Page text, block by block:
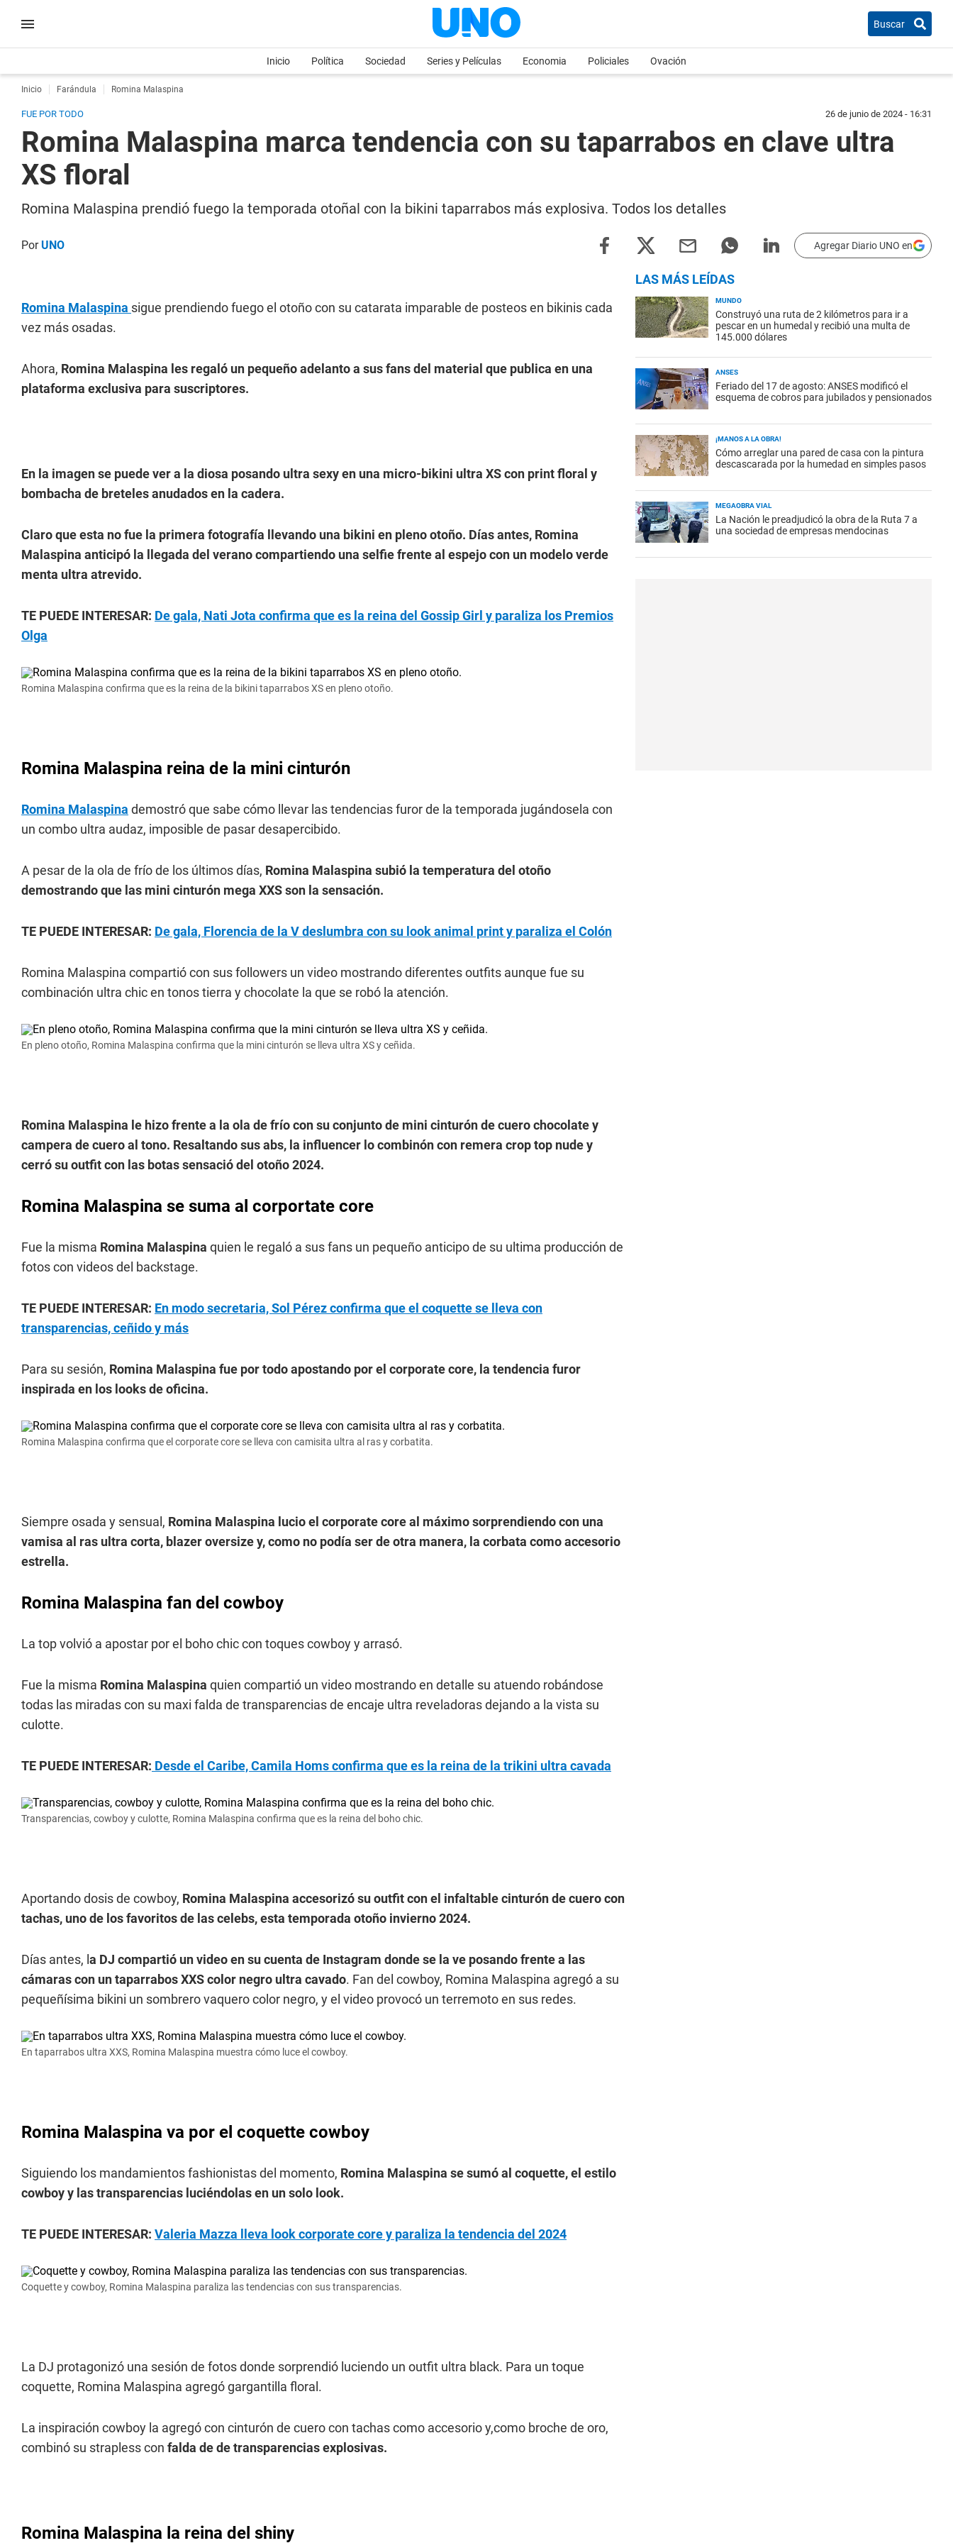
Buscar
Inicio Política Sociedad Series y Películas Economia Policiales Ovación
Inicio Farándula Romina Malaspina
FUE POR TODO 26 de junio de 2024 - 16:31
Romina Malaspina marca tendencia con su taparrabos en clave ultra
XS floral
Romina Malaspina prendió fuego la temporada otoñal con la bikini taparrabos más explosiva. Todos los detalles
PorUNO Agregar Diario UNO en
Romina Malaspina sigue prendiendo fuego el otoño con su catarata imparable de posteos en bikinis cada
vez más osadas.
Ahora, Romina Malaspina les regaló un pequeño adelanto a sus fans del material que publica en una
plataforma exclusiva para suscriptores.
En la imagen se puede ver a la diosa posando ultra sexy en una micro-bikini ultra XS con print floral y
bombacha de breteles anudados en la cadera.
Claro que esta no fue la primera fotografía llevando una bikini en pleno otoño. Días antes, Romina
Malaspina anticipó la llegada del verano compartiendo una selfie frente al espejo con un modelo verde
menta ultra atrevido.
TE PUEDE INTERESAR: De gala, Nati Jota confirma que es la reina del Gossip Girl y paraliza los Premios
Olga
Romina Malaspina confirma que es la reina de la bikini taparrabos XS en pleno otoño.
Romina Malaspina reina de la mini cinturón
Romina Malaspina demostró que sabe cómo llevar las tendencias furor de la temporada jugándosela con
un combo ultra audaz, imposible de pasar desapercibido.
A pesar de la ola de frío de los últimos días, Romina Malaspina subió la temperatura del otoño
demostrando que las mini cinturón mega XXS son la sensación.
TE PUEDE INTERESAR: De gala, Florencia de la V deslumbra con su look animal print y paraliza el Colón
Romina Malaspina compartió con sus followers un video mostrando diferentes outfits aunque fue su
combinación ultra chic en tonos tierra y chocolate la que se robó la atención.
En pleno otoño, Romina Malaspina confirma que la mini cinturón se lleva ultra XS y ceñida.
Romina Malaspina le hizo frente a la ola de frío con su conjunto de mini cinturón de cuero chocolate y
campera de cuero al tono. Resaltando sus abs, la influencer lo combinón con remera crop top nude y
cerró su outfit con las botas sensació del otoño 2024.
Romina Malaspina se suma al corportate core
Fue la misma Romina Malaspina quien le regaló a sus fans un pequeño anticipo de su ultima producción de
fotos con videos del backstage.
TE PUEDE INTERESAR: En modo secretaria, Sol Pérez confirma que el coquette se lleva con
transparencias, ceñido y más
Para su sesión, Romina Malaspina fue por todo apostando por el corporate core, la tendencia furor
inspirada en los looks de oficina.
Romina Malaspina confirma que el corporate core se lleva con camisita ultra al ras y corbatita.
Siempre osada y sensual, Romina Malaspina lucio el corporate core al máximo sorprendiendo con una
vamisa al ras ultra corta, blazer oversize y, como no podía ser de otra manera, la corbata como accesorio
estrella.
Romina Malaspina fan del cowboy
La top volvió a apostar por el boho chic con toques cowboy y arrasó.
Fue la misma Romina Malaspina quien compartió un video mostrando en detalle su atuendo robándose
todas las miradas con su maxi falda de transparencias de encaje ultra reveladoras dejando a la vista su
culotte.
TE PUEDE INTERESAR: Desde el Caribe, Camila Homs confirma que es la reina de la trikini ultra cavada
Transparencias, cowboy y culotte, Romina Malaspina confirma que es la reina del boho chic.
Aportando dosis de cowboy, Romina Malaspina accesorizó su outfit con el infaltable cinturón de cuero con
tachas, uno de los favoritos de las celebs, esta temporada otoño invierno 2024.
Días antes, l a DJ compartió un video en su cuenta de Instagram donde se la ve posando frente a las
cámaras con un taparrabos XXS color negro ultra cavado. Fan del cowboy, Romina Malaspina agregó a su
pequeñísima bikini un sombrero vaquero color negro, y el video provocó un terremoto en sus redes.
En taparrabos ultra XXS, Romina Malaspina muestra cómo luce el cowboy.
Romina Malaspina va por el coquette cowboy
Siguiendo los mandamientos fashionistas del momento, Romina Malaspina se sumó al coquette, el estilo
cowboy y las transparencias luciéndolas en un solo look.
TE PUEDE INTERESAR: Valeria Mazza lleva look corporate core y paraliza la tendencia del 2024
Coquette y cowboy, Romina Malaspina paraliza las tendencias con sus transparencias.
La DJ protagonizó una sesión de fotos donde sorprendió luciendo un outfit ultra black. Para un toque
coquette, Romina Malaspina agregó gargantilla floral.
La inspiración cowboy la agregó con cinturón de cuero con tachas como accesorio y,como broche de oro,
combinó su strapless con falda de de transparencias explosivas.
Romina Malaspina la reina del shiny
LAS MÁS LEÍDAS
MUNDO
Construyó una ruta de 2 kilómetros para ir a
pescar en un humedal y recibió una multa de
145.000 dólares
ANSES
Feriado del 17 de agosto: ANSES modificó el
esquema de cobros para jubilados y pensionados
¡MANOS A LA OBRA!
Cómo arreglar una pared de casa con la pintura
descascarada por la humedad en simples pasos
MEGAOBRA VIAL
La Nación le preadjudicó la obra de la Ruta 7 a
una sociedad de empresas mendocinas